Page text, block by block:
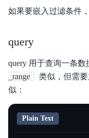
如果要嵌入过滤条件
query
query 用于查询一条
_range
类似，但需要
似：
Plain Text